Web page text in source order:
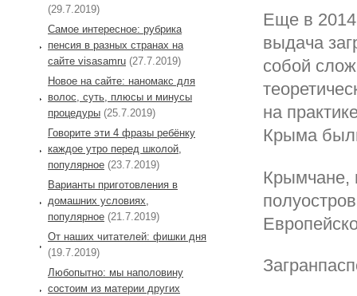
Еще в 2014
выдача
собой
на
Крыма
Крымчане,
(29.7.2019)
Самое интересное: рубрика
пенсия в разных странах на
сайте visasamru (27.7.2019)
Новое на сайте: наномакс для
волос, суть, плюсы и минусы
процедуры (25.7.2019)
Говорите эти 4 фразы ребёнку
каждое утро перед школой,
популярное (23.7.2019)
Варианты приготовления в
домашних условиях,
популярное (21.7.2019)
От наших читателей: фишки дня
(19.7.2019)
Любопытно: мы наполовину
состоим из материи других